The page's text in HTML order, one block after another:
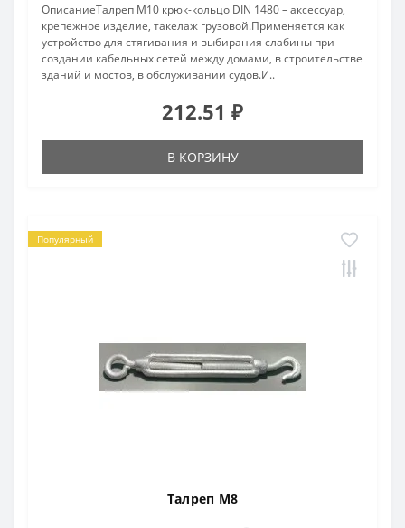
ОписаниеТалреп М10 крюк-кольцо DIN 1480 – аксессуар,
крепежное изделие, такелаж грузовой.Применяется как
устройство для стягивания и выбирания слабины при
создании кабельных сетей между домами, в строительстве
зданий и мостов, в обслуживании судов.И..
212.51 ₽
В КОРЗИНУ
Популярный
Талреп M8